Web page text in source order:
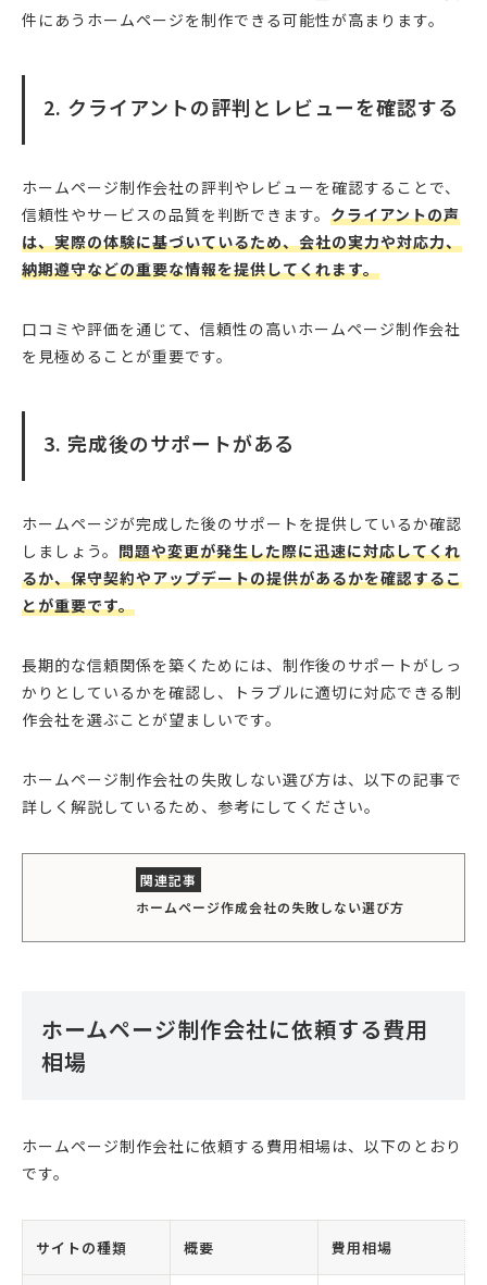
件にあうホームページを制作できる可能性が高まります。
2. クライアントの評判とレビューを確認する
ホームページ制作会社の評判やレビューを確認することで、
信頼性やサービスの品質を判断できます。 クライアントの声
は、実際の体験に基づいているため、会社の実力や対応力、
納期遵守などの重要な情報を提供してくれます。
口コミや評価を通じて、信頼性の高いホームページ制作会社
を見極めることが重要です。
3. 完成後のサポートがある
ホームページが完成した後のサポートを提供しているか確認
しましょう。 問題や変更が発生した際に迅速に対応してくれ
るか、保守契約やアップデートの提供があるかを確認するこ
とが重要です。
長期的な信頼関係を築くためには、制作後のサポートがしっ
かりとしているかを確認し、トラブルに適切に対応できる制
作会社を選ぶことが望ましいです。
ホームページ制作会社の失敗しない選び方は、以下の記事で
詳しく解説しているため、参考にしてください。
ホームページ作成会社の失敗しない選び方
ホームページ制作会社に依頼する費用
相場
ホームページ制作会社に依頼する費用相場は、以下のとおり
です。
サイトの種類 概要 費用相場